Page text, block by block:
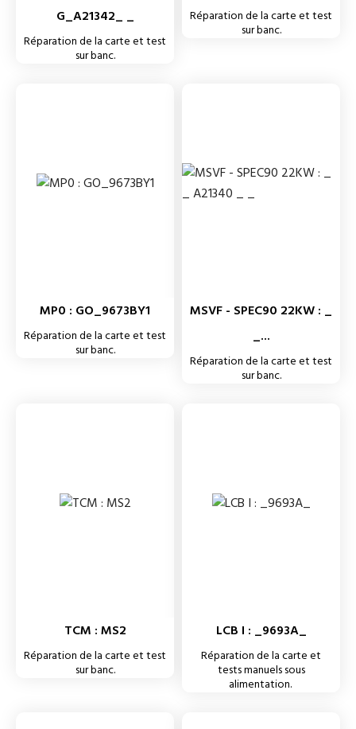
G_A21342_ _
Réparation de la carte et test
sur banc.
Réparation de la carte et test
sur banc.
MP0 : GO_9673BY1
Réparation de la carte et test
sur banc.
MSVF - SPEC90 22KW : _
_...
Réparation de la carte et test
sur banc.
TCM : MS2
Réparation de la carte et test
sur banc.
LCB I : _9693A_
Réparation de la carte et
tests manuels sous
alimentation.